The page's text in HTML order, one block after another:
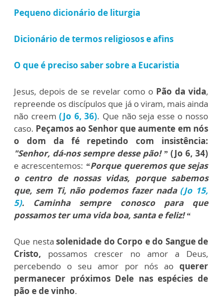
Pequeno dicionário de liturgia
Dicionário de termos religiosos e afins
O que é preciso saber sobre a Eucaristia
Jesus, depois de se revelar como o Pão da vida,
repreende os discípulos que já o viram, mais ainda
não creem(Jo 6, 36). Que não seja esse o nosso
caso. Peçamos ao Senhor que aumente em nós
o dom da fé repetindo com insistência:
"Senhor, dá-nos sempre desse pão! ” (Jo 6, 34)
e acrescentemos: “Porque queremos que sejas
o centro de nossas vidas, porque sabemos
que, sem Ti, não podemos fazer nada(Jo 15,
5). Caminha sempre conosco para que
possamos ter uma vida boa, santa e feliz! “
Que nesta solenidade do Corpo e do Sangue de
Cristo, possamos crescer no amor a Deus,
percebendo o seu amor por nós ao querer
permanecer próximos Dele nas espécies de
pão e de vinho.